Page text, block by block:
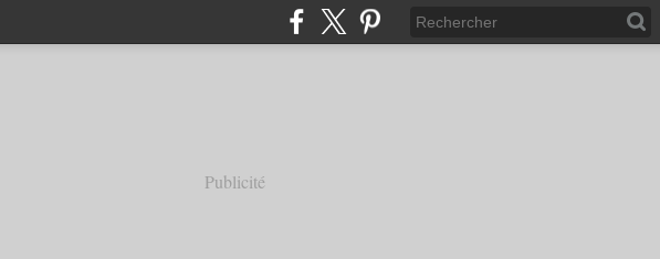
Publicité